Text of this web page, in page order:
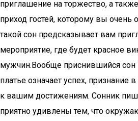
приглашение на торжество, а
приход гостей, которому вы очень
такой сон предсказывает вам
мероприятие, где будет красное
мужчин.Вообще приснившийся сон
платье означает успех, признание
к вашим достижениям. Сонник
приятно удивлены тем, что